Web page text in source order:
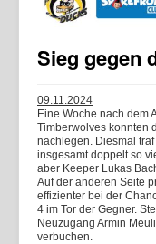
Sieg gegen
09.11.2024
Eine Woche nach dem
Timberwolves konnten
nachlegen. Diesmal
insgesamt doppelt so
aber Keeper Lukas
Auf der anderen Seite
effizienter bei der
4 im Tor der Gegner.
Neuzugang Armin
verbuchen.